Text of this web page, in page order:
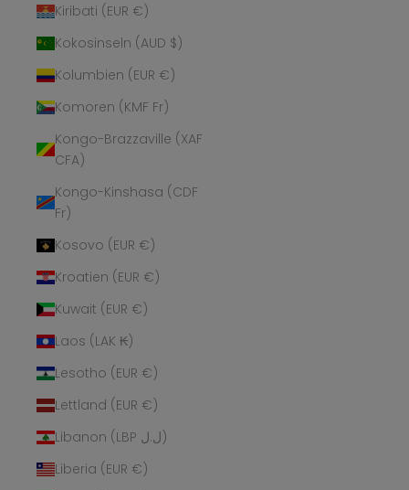
Kiribati (EUR €)
Kokosinseln (AUD $)
Kolumbien (EUR €)
Komoren (KMF Fr)
Kongo-Brazzaville (XAF
CFA)
Kongo-Kinshasa (CDF
Fr)
Kosovo (EUR €)
Kroatien (EUR €)
Kuwait (EUR €)
Laos (LAK ₭)
Lesotho (EUR €)
Lettland (EUR €)
Libanon (LBP ل.ل)
Liberia (EUR €)